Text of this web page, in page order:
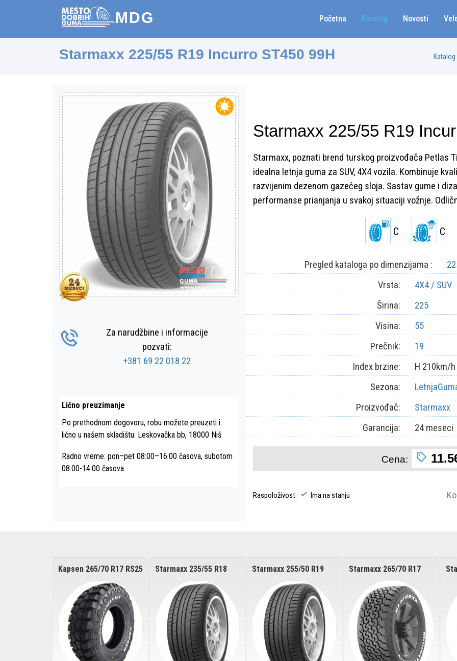
MDG Početna Katalog Novosti
Starmaxx 225/55 R19 Incurro ST450 99H Katalog
Za narudžbine i informacije
pozvati:
+381 69 22 018 22
Lično preuzimanje
Po prethodnom dogovoru, robu možete preuzeti i
lično u našem skladištu: Leskovačka bb, 18000 Niš
Radno vreme: pon–pet 08:00–16:00 časova, subotom
08:00-14:00 časova.
Starmaxx 225/55 R19
Starmaxx, poznati brend turskog proizvođača Petlas
idealna letnja guma za SUV, 4X4 vozila. Kombinuje
razvijenim dezenom gazećeg sloja. Sastav gume i
performanse prianjanja u svakoj situaciji vožnje.
C C
Pregled kataloga po dimenzijama :
Vrsta:
4X4 / SUV
Širina:
225
Visina:
55
Prečnik:
19
Index brzine:
H 210km/h
Sezona:
Proizvođač:
Starmaxx
Garancija:
24 meseci
Cena:
Raspoloživost: Ima na stanju
Kapsen 265/70 R17 RS25
121/118Q Off Road
Starmaxx 235/55 R18
Incurro ST450 100V
Starmaxx 255/50 R19
Incurro ST450 107V
Starmaxx 265/70 R17
121/118S